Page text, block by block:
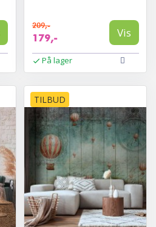
209,-
179,- Vis
På lager
TILBUD